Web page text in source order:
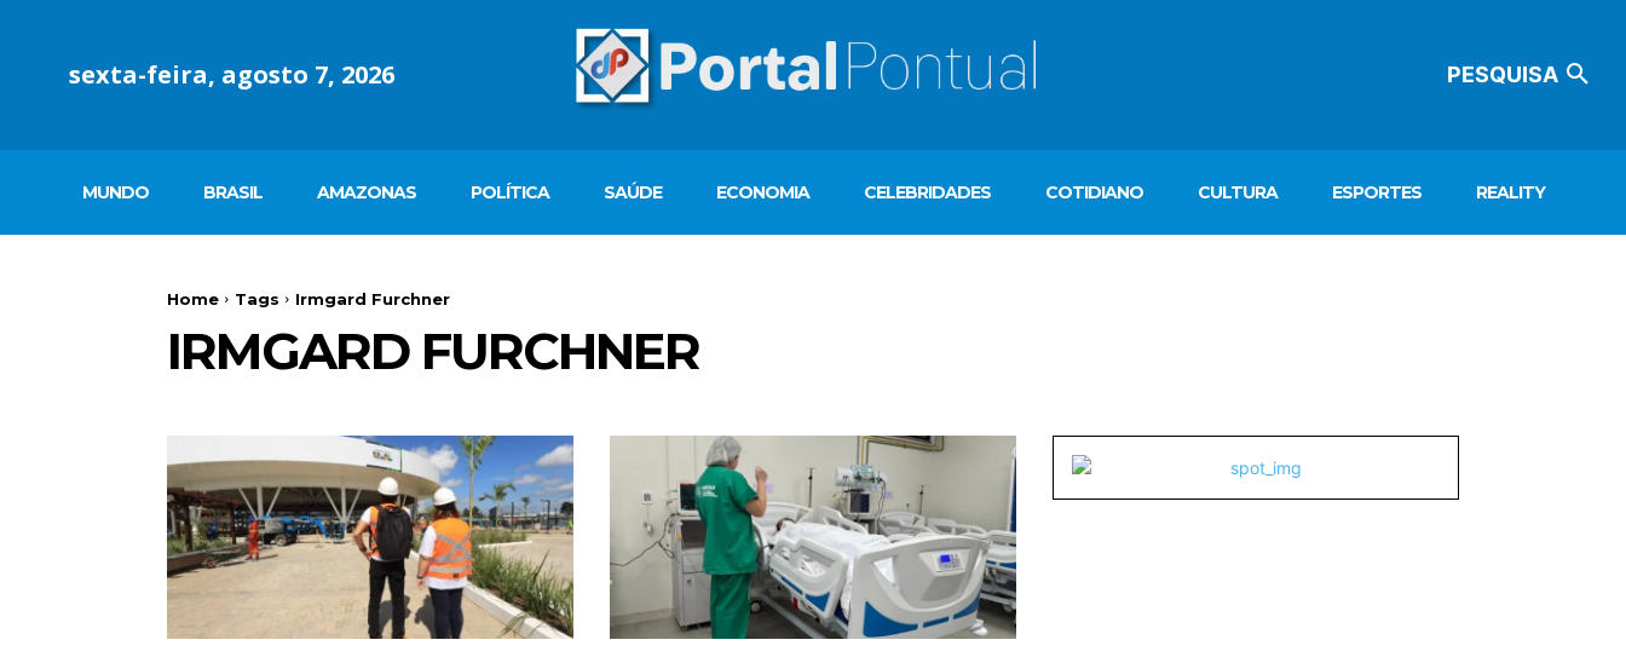
sexta-feira, agosto 7, 2026 PESQUISA
MUNDO BRASIL AMAZONAS POLÍTICA SAÚDE ECONOMIA CELEBRIDADES COTIDIANO CULTURA ESPORTES REALITY
Home Tags Irmgard Furchner
IRMGARD FURCHNER